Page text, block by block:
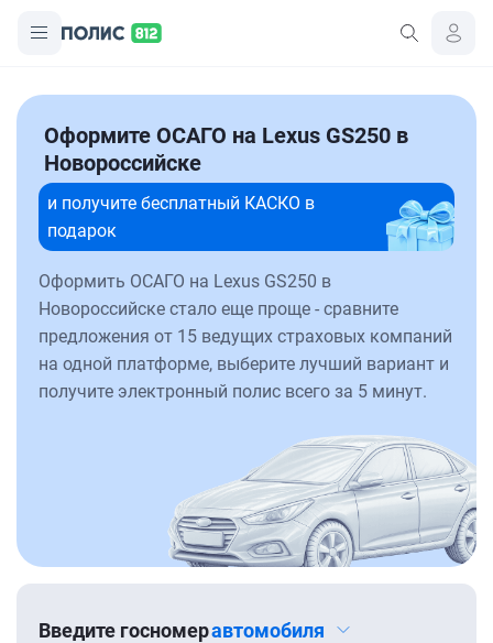
Оформите ОСАГО на Lexus GS250 в
Новороссийске
и получите бесплатный КАСКО в
подарок
Оформить ОСАГО на Lexus GS250 в
Новороссийске стало еще проще - сравните
предложения от 15 ведущих страховых компаний
на одной платформе, выберите лучший вариант и
получите электронный полис всего за 5 минут.
Введите госномеравтомобиля